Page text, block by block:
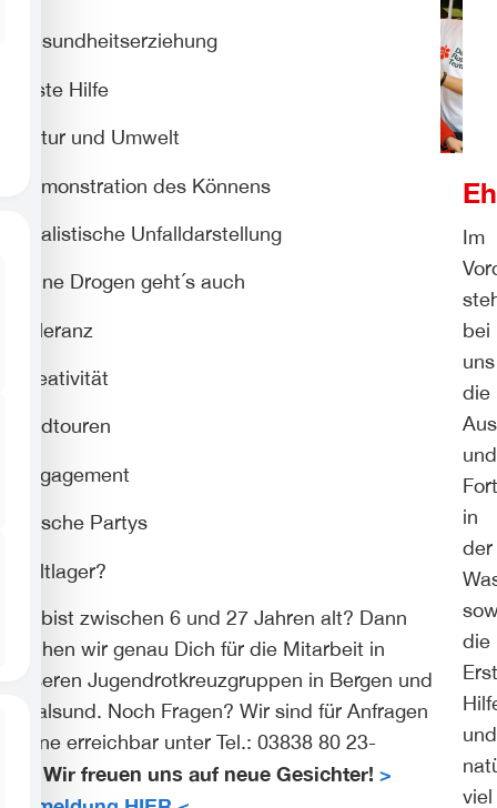
esundheitserziehung
rste Hilfe
atur und Umwelt
emonstration des Könnens
ealistische Unfalldarstellung
hne Drogen geht´s auch
oleranz
reativität
adtouren
ngagement
rische Partys
eltlager?
Du bist zwischen 6 und 27 Jahren alt? Dann
suchen wir genau Dich für die Mitarbeit in
unseren Jugendrotkreuzgruppen in Bergen und
Stralsund. Noch Fragen? Wir sind für Anfragen
gerne erreichbar unter Tel.: 03838 80 23-
Wir freuen uns auf neue Gesichter! >
Im
bei
uns
die
und
in
der
die
und
viel